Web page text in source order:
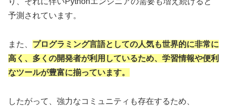
予測されています。
また、 プログラミング言語としての人気も世界的に非常に
高く、多くの開発者が利用しているため、学習情報や便利
なツールが豊富に揃っています。
したがって、強力なコミュニティも存在するため、